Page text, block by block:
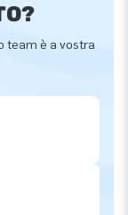
team è a vostra